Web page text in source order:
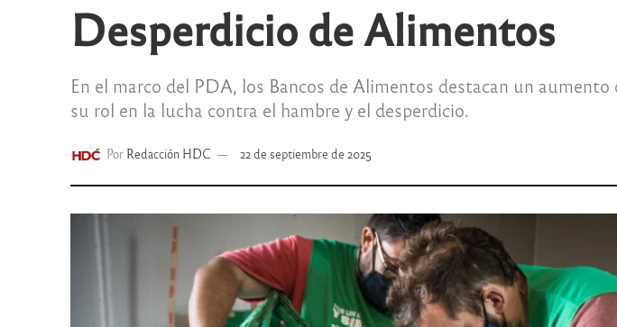
Desperdicio de Alimentos
En el marco del PDA, los Bancos de Alimentos destacan un
su rol en la lucha contra el hambre y el desperdicio.
Por Redacción HDC 22 de septiembre de 2025